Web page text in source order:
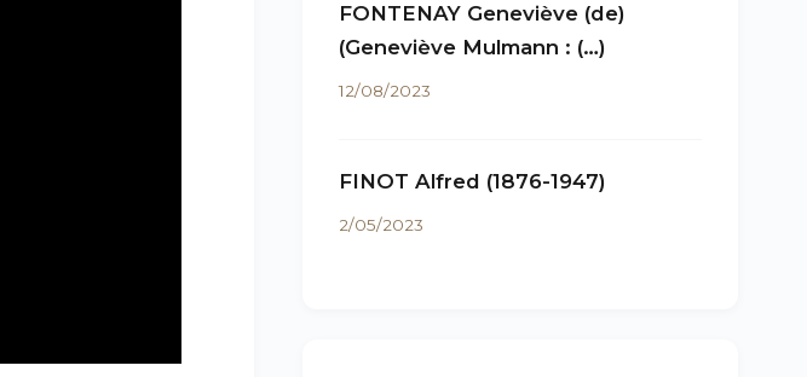
FONTENAY Geneviève (de)
(Geneviève Mulmann : (…)
12/08/2023
FINOT Alfred (1876-1947)
2/05/2023